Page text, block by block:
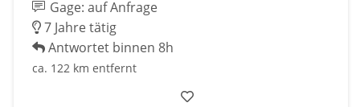
Gage: auf Anfrage
7 Jahre tätig
Antwortet binnen 8h
ca. 122 km entfernt